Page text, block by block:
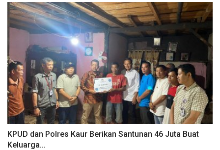
KPUD dan Polres Kaur Berikan Santunan 46 Juta Buat
Keluarga...